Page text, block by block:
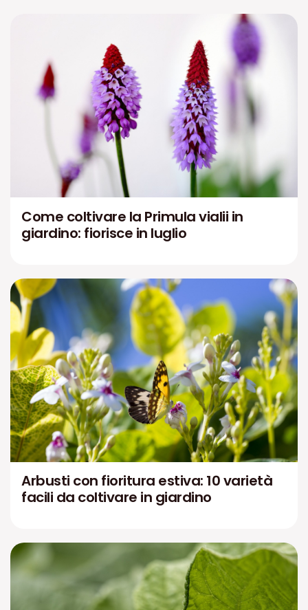
Come coltivare la Primula vialii in
giardino: fiorisce in luglio
Arbusti con fioritura estiva: 10 varietà
facili da coltivare in giardino